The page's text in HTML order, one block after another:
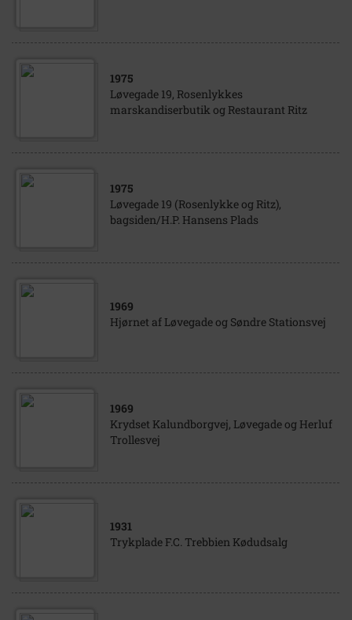
1975
Løvegade 19, Rosenlykkes
marskandiserbutik og Restaurant Ritz
1975
Løvegade 19 (Rosenlykke og Ritz),
bagsiden/H.P. Hansens Plads
1969
Hjørnet af Løvegade og Søndre Stationsvej
1969
Krydset Kalundborgvej, Løvegade og Herluf
Trollesvej
1931
Trykplade F.C. Trebbien Kødudsalg